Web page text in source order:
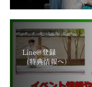
Line@登録
（特典情報へ）